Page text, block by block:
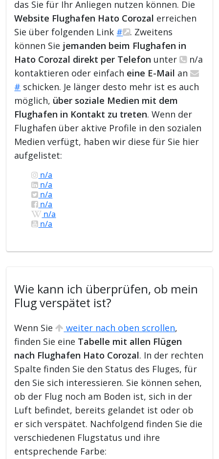
das Sie für Ihr Anliegen nutzen können. Die
Website Flughafen Hato Corozal erreichen
Sie über folgenden Link #
. Zweitens
können Sie jemanden beim Flughafen in
Hato Corozal direkt per Telefon unter
n/a
kontaktieren oder einfach eine E-Mail an
# schicken. Je länger desto mehr ist es auch
möglich, über soziale Medien mit dem
Flughafen in Kontakt zu treten. Wenn der
Flughafen über aktive Profile in den sozialen
Medien verfügt, haben wir diese für Sie hier
aufgelistet:
n/a
n/a
n/a
n/a
n/a
n/a
Wie kann ich überprüfen, ob mein
Flug verspätet ist?
Wenn Sie weiter nach oben scrollen,
finden Sie eine Tabelle mit allen Flügen
nach Flughafen Hato Corozal. In der rechten
Spalte finden Sie den Status des Fluges, für
den Sie sich interessieren. Sie können sehen,
ob der Flug noch am Boden ist, sich in der
Luft befindet, bereits gelandet ist oder ob
er sich verspätet. Nachfolgend finden Sie die
verschiedenen Flugstatus und ihre
entsprechende Farbe: